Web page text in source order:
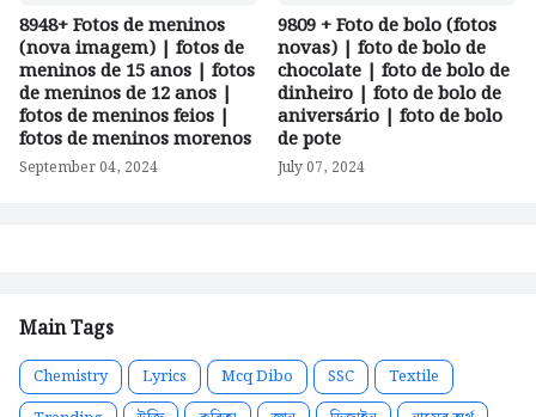
8948+ Fotos de meninos
(nova imagem) | fotos de
meninos de 15 anos | fotos
de meninos de 12 anos |
fotos de meninos feios |
fotos de meninos morenos
September 04, 2024
9809 + Foto de bolo (fotos
novas) | foto de bolo de
chocolate | foto de bolo de
dinheiro | foto de bolo de
aniversário | foto de bolo
de pote
July 07, 2024
Main Tags
Chemistry Lyrics Mcq Dibo SSC
Textile